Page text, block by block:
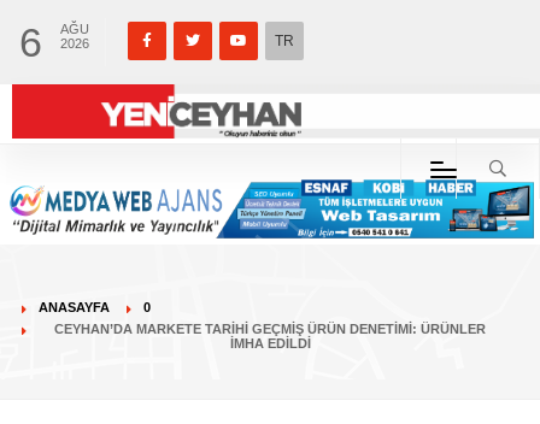
6
AĞU
2026
TR
ANASAYFA
0
CEYHAN’DA MARKETE TARIHI GEÇMIŞ ÜRÜN DENETIMI: ÜRÜNLER
İMHA EDILDI